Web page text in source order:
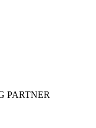
PARTNER